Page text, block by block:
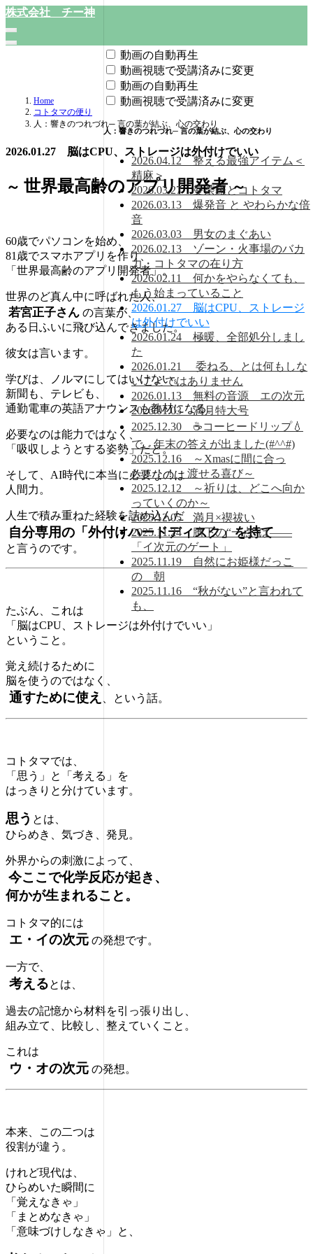
株式会社 チー神
動画の自動再生
動画視聴で受講済みに変更
動画の自動再生
動画視聴で受講済みに変更
人：響きのつれづれ─ 言の葉が結ぶ、心の交わり
2026.04.12 整える最強アイテム＜
精麻＞
2026.03.27 曼荼羅とコトタマ
2026.03.13 爆発音 と やわらかな倍
音
2026.03.03 男女のまぐあい
2026.02.13 ゾーン・火事場のバカ
力・コトタマの在り方
2026.02.11 何かをやらなくても、
もう始まっていること
2026.01.27 脳はCPU、ストレージ
は外付けでいい
2026.01.24 極暖、全部処分しまし
た
2026.01.21 委ねる、とは何もしな
いことではありません
2026.01.13 無料の音源 エの次元
2026.01.03 満月特大号
2025.12.30 ☕コーヒードリップ💧
で、年末の答えが出ました(#^^#)
2025.12.16 ～Xmasに間に合っ
た！！！ 渡せる喜び～
2025.12.12 ～祈りは、どこへ向か
っていくのか～
2025.12.05 満月×禊祓い
2025.11.24 臍下の“一点”は——
「イ次元のゲート」
2025.11.19 自然にお姫様だっこ
の 朝
2025.11.16 “秋がない”と言われて
も、
Home
コトタマの便り
人：響きのつれづれ─ 言の葉が結ぶ、心の交わり
2026.01.27 脳はCPU、ストレージは外付けでいい
～ 世界最高齢のアプリ開発者～
60歳でパソコンを始め、
81歳でスマホアプリを作り、
「世界最高齢のアプリ開発者」。
世界のど真ん中に呼ばれた人、
若宮正子さん の言葉が、
ある日ふいに飛び込んできました。
彼女は言います。
学びは、ノルマにしてはいけない。
新聞も、テレビも、
通勤電車の英語アナウンスも教材になる。
必要なのは能力ではなく、
「吸収しようとする姿勢」だと。
そして、AI時代に本当に必要なのは
人間力。
人生で積み重ねた経験を詰め込んだ
自分専用の「外付けハードディスク」を持て
と言うのです。
たぶん、これは
「脳はCPU、ストレージは外付けでいい」
ということ。
覚え続けるために
脳を使うのではなく、
通すために使え 、という話。
コトタマでは、
「思う」と「考える」を
はっきりと分けています。
思う とは、
ひらめき、気づき、発見。
外界からの刺激によって、
今ここで化学反応が起き、
何かが生まれること。
コトタマ的には
エ・イの次元 の発想です。
一方で、
考えるとは、
過去の記憶から材料を引っ張り出し、
組み立て、比較し、整えていくこと。
これは
ウ・オの次元 の発想。
本来、この二つは
役割が違う。
けれど現代は、
ひらめいた瞬間に
「覚えなきゃ」
「まとめなきゃ」
「意味づけしなきゃ」と、